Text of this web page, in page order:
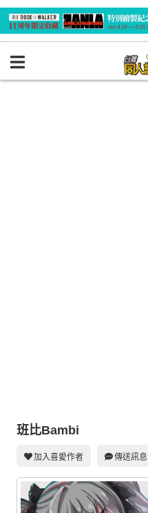
BOOKY書集倉庫
交流中心
攤位轉讓區
會員功能選單
會員中心
班比Bambi
加入喜愛作者 傳送訊息